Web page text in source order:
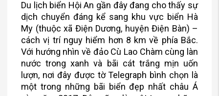
Du lịch biển Hội An gần đây đang cho thấy sự
dịch chuyển đáng kể sang khu vực biển Hà
My (thuộc xã Điện Dương, huyện Điện Bàn) –
cách vị trí nguy hiểm hơn 8 km về phía Bắc.
Với hướng nhìn về đảo Cù Lao Chàm cùng làn
nước trong xanh và bãi cát trắng mịn uốn
lượn, nơi đây được tờ Telegraph bình chọn là
một trong những bãi biển đẹp nhất châu Á